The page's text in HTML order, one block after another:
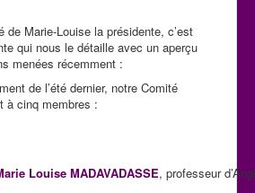
de Marie-Louise la présidente, c’est
qui nous le détaille avec un aperçu
menées récemment :
de l’été dernier, notre Comité
à cinq membres :
Louise MADAVADASSE, professeur